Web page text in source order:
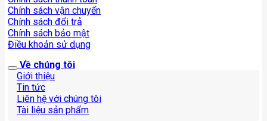
Chính sách vận chuyển
Chính sách đổi trả
Chính sách bảo mật
Điều khoản sử dụng
Về chúng tôi
Giới thiệu
Tin tức
Liên hệ với chúng tôi
Tài liệu sản phẩm